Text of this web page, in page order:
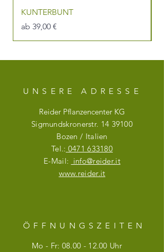
KUNTERBUNT
ab 39,00 €
Sale-Preis
UNSERE ADRESSE
Reider Pflanzencenter KG
Sigmundskronerstr. 14 39100
Bozen / Italien
Tel.: 0471 633180
E-Mail: info@reider.it
www.reider.it
ÖFFNUNGSZEITE N
Mo - Fr: 08.00 - 12.00 Uhr